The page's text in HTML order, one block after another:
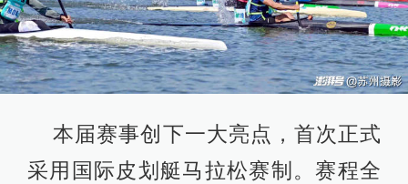
本届赛事创下一大亮点，首次正式
采用国际皮划艇马拉松赛制。赛程全